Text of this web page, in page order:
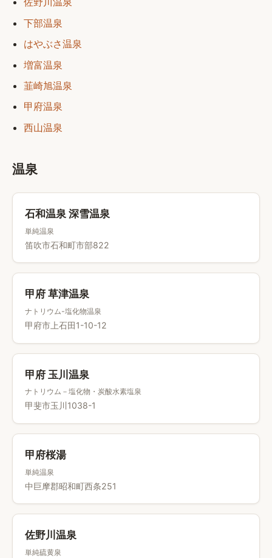
下部温泉
はやぶさ温泉
増富温泉
韮崎旭温泉
甲府温泉
西山温泉
温泉
石和温泉 深雪温泉
単純温泉
笛吹市石和町市部822
甲府 草津温泉
ナトリウム-塩化物温泉
甲府市上石田1-10-12
甲府 玉川温泉
ナトリウム－塩化物・炭酸水素塩泉
甲斐市玉川1038-1
甲府桜湯
単純温泉
中巨摩郡昭和町西条251
佐野川温泉
単純硫黄泉